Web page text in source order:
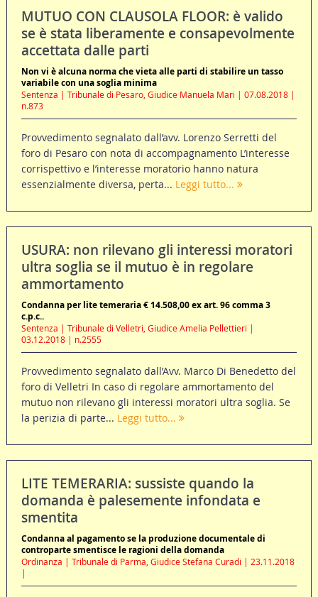
MUTUO CON CLAUSOLA FLOOR: è valido
se è stata liberamente e consapevolmente
accettata dalle parti
Non vi è alcuna norma che vieta alle parti di stabilire un tasso
variabile con una soglia minima
Sentenza | Tribunale di Pesaro, Giudice Manuela Mari | 07.08.2018 |
n.873
Provvedimento segnalato dall’avv. Lorenzo Serretti del
foro di Pesaro con nota di accompagnamento L’interesse
corrispettivo e l’interesse moratorio hanno natura
essenzialmente diversa, perta... Leggi tutto...
USURA: non rilevano gli interessi moratori
ultra soglia se il mutuo è in regolare
ammortamento
Condanna per lite temeraria € 14.508,00 ex art. 96 comma 3
c.p.c..
Sentenza | Tribunale di Velletri, Giudice Amelia Pellettieri |
03.12.2018 | n.2555
Provvedimento segnalato dall’Avv. Marco Di Benedetto del
foro di Velletri In caso di regolare ammortamento del
mutuo non rilevano gli interessi moratori ultra soglia. Se
la perizia di parte... Leggi tutto...
LITE TEMERARIA: sussiste quando la
domanda è palesemente infondata e
smentita
Condanna al pagamento se la produzione documentale di
controparte smentisce le ragioni della domanda
Ordinanza | Tribunale di Parma, Giudice Stefana Curadi | 23.11.2018
|